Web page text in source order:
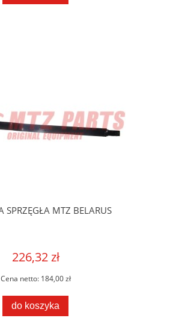
SPRZĘGŁA MTZ BELARUS
226,32 zł
Cena netto: 184,00 zł
do koszyka